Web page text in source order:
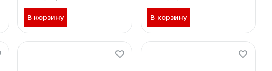
В корзину В корзину